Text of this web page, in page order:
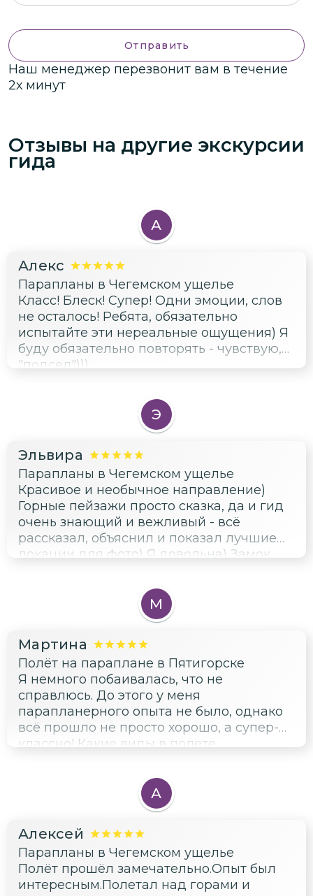
Отправить
Наш менеджер перезвонит вам в течение
2х минут
Отзывы на другие экскурсии
гида
А
Алекс
Парапланы в Чегемском ущелье
Класс! Блеск! Супер! Одни эмоции, слов
не осталось! Ребята, обязательно
испытайте эти нереальные ощущения) Я
буду обязательно повторять - чувствую,
"подсел")))
Э
Эльвира
Парапланы в Чегемском ущелье
Красивое и необычное направление)
Горные пейзажи просто сказка, да и гид
очень знающий и вежливый - всё
рассказал, объяснил и показал лучшие
локации для фото) Я довольна) Замок
М
Мартина
Полёт на параплане в Пятигорске
Я немного побаивалась, что не
справлюсь. До этого у меня
парапланерного опыта не было, однако
всё прошло не просто хорошо, а супер-
классно! Какие виды в полете
профессионалам за эмоции и восторг от
А
Алексей
Парапланы в Чегемском ущелье
Полёт прошёл замечательно.Опыт был
интересным.Полетал над горами и